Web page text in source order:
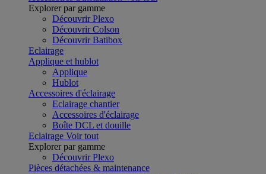
Explorer par gamme
Découvrir Plexo
Découvrir Colson
Découvrir Batibox
Eclairage
Applique et hublot
Applique
Hublot
Accessoires d'éclairage
Eclairage chantier
Accessoires d'éclairage
Boîte DCL et douille
Eclairage Voir tout
Explorer par gamme
Découvrir Plexo
Pièces détachées & maintenance